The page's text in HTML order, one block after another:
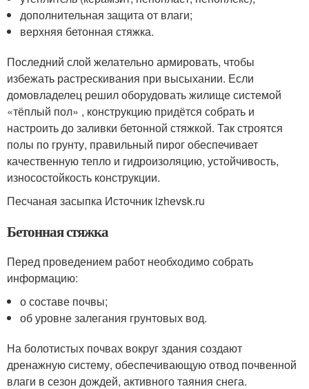
дополнительная защита от влаги;
верхняя бетонная стяжка.
Последний слой желательно армировать, чтобы
избежать растрескивания при высыхании. Если
домовладелец решил оборудовать жилище системой
«тёплый пол» , конструкцию придётся собрать и
настроить до заливки бетонной стяжкой. Так строятся
полы по грунту, правильный пирог обеспечивает
качественную тепло и гидроизоляцию, устойчивость,
износостойкость конструкции.
Песчаная засыпка Источник izhevsk.ru
Бетонная стяжка
Перед проведением работ необходимо собрать
информацию:
о составе почвы;
об уровне залегания грунтовых вод.
На болотистых почвах вокруг здания создают
дренажную систему, обеспечивающую отвод почвенной
влаги в сезон дождей, активного таяния снега.